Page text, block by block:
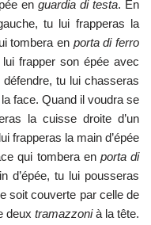
en guardia di testa. En
tu lui frapperas la
tombera en porta di ferro
frapper son épée avec
défendre, tu lui chasseras
face. Quand il voudra se
la cuisse droite d’un
frapperas la main d’épée
qui tombera en porta di
d’épée, tu lui pousseras
soit couverte par celle de
deux tramazzonià la tête.